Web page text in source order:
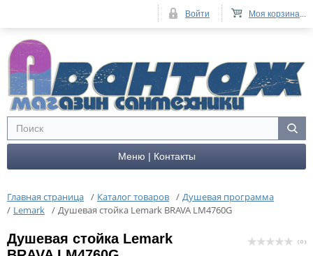
Меню | Контакты
Главная страница / Каталог товаров / Душевая программа
/ Lemark / Душевая стойка Lemark BRAVA LM4760G
Душевая стойка Lemark
( 0 )
Моя корзина...
Войти